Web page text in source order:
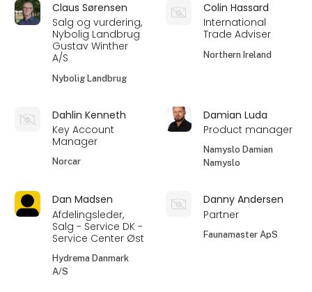
Claus Sørensen
Salg og vurdering,
Nybolig Landbrug
Gustav Winther
A/S
Nybolig Landbrug
Colin Hassard
International
Trade Adviser
Northern Ireland
Dahlin Kenneth
Key Account
Manager
Norcar
Damian Luda
Product manager
Namyslo Damian
Namyslo
Dan Madsen
Afdelingsleder,
Salg - Service DK -
Service Center Øst
Hydrema Danmark
A/S
Danny Andersen
Partner
Faunamaster ApS